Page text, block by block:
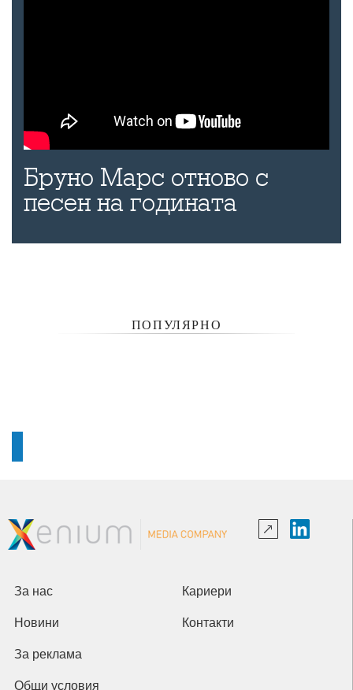
Бруно Марс отново с
песен на годината
ПОПУЛЯРНО
За нас Кариери
Новини Контакти
За реклама
Общи условия